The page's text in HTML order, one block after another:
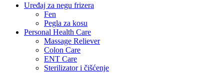
Uređaj za negu frizera
Fen
Pegla za kosu
Personal Health Care
Massage Reliever
Colon Care
ENT Care
Sterilizator i čišćenje